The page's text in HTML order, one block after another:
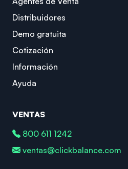
Distribuidores
Demo gratuita
Cotización
Información
Ayuda
VENTAS
800 611 1242
ventas@clickbalance.com